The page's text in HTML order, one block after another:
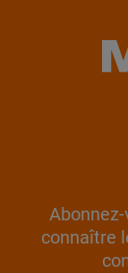
connaître